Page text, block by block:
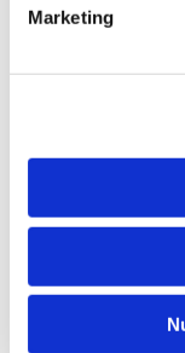
Marketing